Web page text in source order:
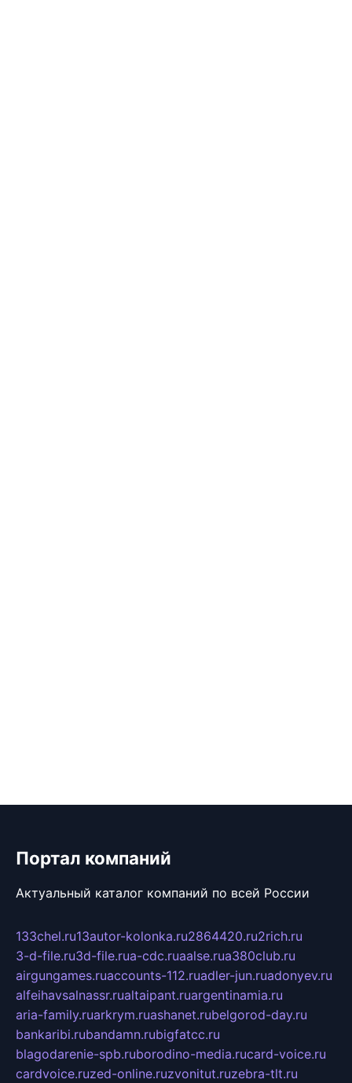
Портал компаний
Актуальный каталог компаний по всей России
133chel.ru13autor-kolonka.ru2864420.ru2rich.ru
3-d-file.ru3d-file.rua-cdc.ruaalse.rua380club.ru
airgungames.ruaccounts-112.ruadler-jun.ruadonyev.ru
alfeihavsalnassr.rualtaipant.ruargentinamia.ru
aria-family.ruarkrym.ruashanet.rubelgorod-day.ru
bankaribi.rubandamn.rubigfatcc.ru
blagodarenie-spb.ruborodino-media.rucard-voice.ru
cardvoice.ruzed-online.ruzvonitut.ruzebra-tlt.ru